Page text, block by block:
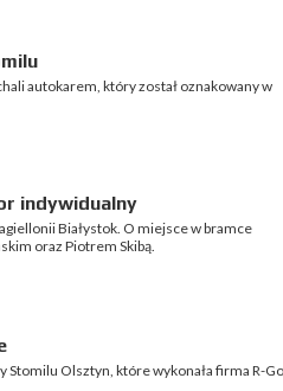
autokarem, który został oznakowany w
indywidualny
Białystok. O miejsce w bramce
oraz Piotrem Skibą.
Stomilu Olsztyn, które wykonała firma R-